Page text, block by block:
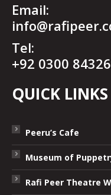
Email:
Tel:
+92 0300
QUICK LINKS
Peeru’s Cafe
Museum of
Rafi Peer Theatre